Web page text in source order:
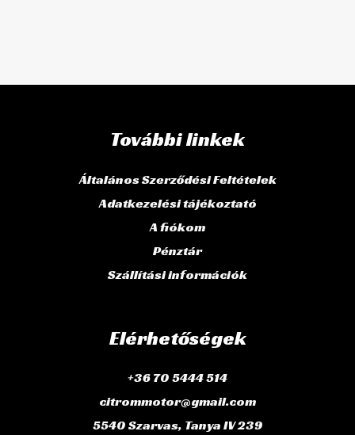
További linkek
Általános Szerződési Feltételek
Adatkezelési tájékoztató
A fiókom
Pénztár
Szállítási információk
Elérhetőségek
+36 70 5444 514
citrommotor@gmail.com
5540 Szarvas, Tanya IV 239